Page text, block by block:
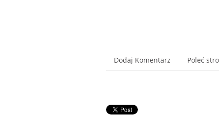
Dodaj Komentarz Poleć